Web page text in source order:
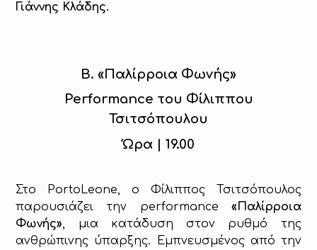
Γιάννης Κλάδης.
Β. «Παλίρροια Φωνής»
Performance του Φίλιππου
Τσιτσόπουλου
Ώρα | 19.00
Στο PortoLeone, ο Φίλιππος Τσιτσόπουλος
παρουσιάζει την performance «Παλίρροια
Φωνής», μια κατάδυση στον ρυθμό της
ανθρώπινης ύπαρξης. Εμπνευσμένος από την